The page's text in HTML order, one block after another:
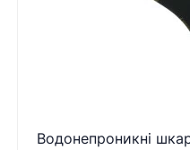
Водонепроникні